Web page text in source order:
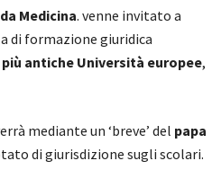
Medicina. venne invitato a
di formazione giuridica
antiche Università europee,
mediante un ‘breve’ del papa
di giurisdizione sugli scolari.